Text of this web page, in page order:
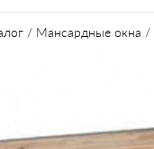
/ Мансардные окна /